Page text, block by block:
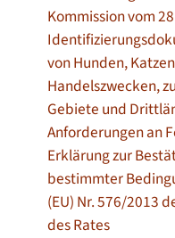
Kommission vom
von Hunden,
Handelszwecken,
Gebiete und
Anforderungen an
Erklärung zur
bestimmter
(EU) Nr. 576/2013
des Rates